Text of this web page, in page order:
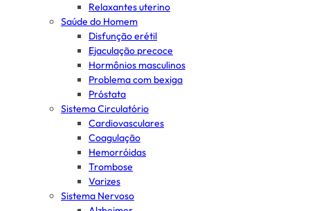
Relaxantes uterino
Saúde do Homem
Disfunção erétil
Ejaculação precoce
Hormônios masculinos
Problema com bexiga
Próstata
Sistema Circulatório
Cardiovasculares
Coagulação
Hemorróidas
Trombose
Varizes
Sistema Nervoso